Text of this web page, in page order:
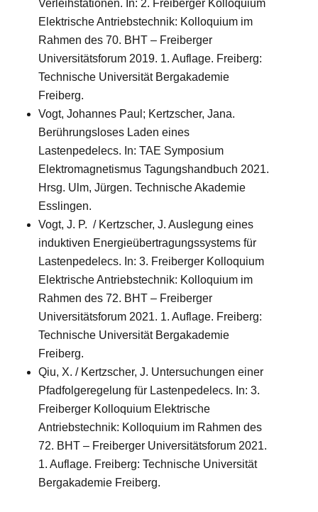
Verleihstationen. In: 2. Freiberger Kolloquium
Elektrische Antriebstechnik: Kolloquium im
Rahmen des 70. BHT – Freiberger
Universitätsforum 2019. 1. Auflage. Freiberg:
Technische Universität Bergakademie
Freiberg.
Vogt, Johannes Paul; Kertzscher, Jana.
Berührungsloses Laden eines
Lastenpedelecs. In: TAE Symposium
Elektromagnetismus Tagungshandbuch 2021.
Hrsg. Ulm, Jürgen. Technische Akademie
Esslingen.
Vogt, J. P. / Kertzscher, J. Auslegung eines
induktiven Energieübertragungssystems für
Lastenpedelecs. In: 3. Freiberger Kolloquium
Elektrische Antriebstechnik: Kolloquium im
Rahmen des 72. BHT – Freiberger
Universitätsforum 2021. 1. Auflage. Freiberg:
Technische Universität Bergakademie
Freiberg.
Qiu, X. / Kertzscher, J. Untersuchungen einer
Pfadfolgeregelung für Lastenpedelecs. In: 3.
Freiberger Kolloquium Elektrische
Antriebstechnik: Kolloquium im Rahmen des
72. BHT – Freiberger Universitätsforum 2021.
1. Auflage. Freiberg: Technische Universität
Bergakademie Freiberg.